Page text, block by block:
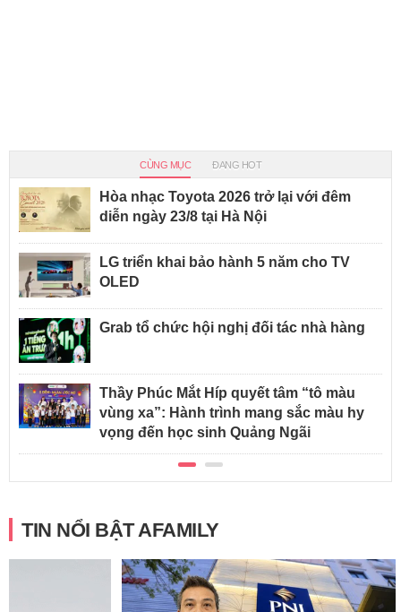
CÙNG MỤC ĐANG HOT
Hòa nhạc Toyota 2026 trở lại với đêm
diễn ngày 23/8 tại Hà Nội
LG triển khai bảo hành 5 năm cho TV
OLED
Grab tổ chức hội nghị đối tác nhà hàng
Thầy Phúc Mắt Híp quyết tâm “tô màu
vùng xa”: Hành trình mang sắc màu hy
vọng đến học sinh Quảng Ngãi
TIN NỔI BẬT AFAMILY